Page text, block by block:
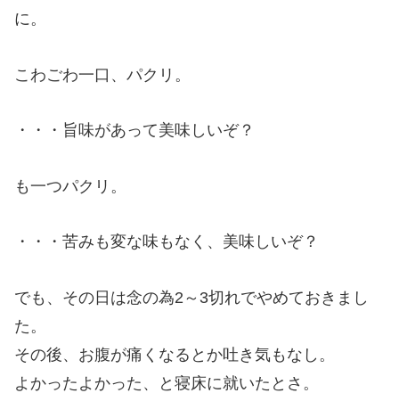
に。
こわごわ一口、パクリ。
・・・旨味があって美味しいぞ？
も一つパクリ。
・・・苦みも変な味もなく、美味しいぞ？
でも、その日は念の為2～3切れでやめておきまし
た。
その後、お腹が痛くなるとか吐き気もなし。
よかったよかった、と寝床に就いたとさ。